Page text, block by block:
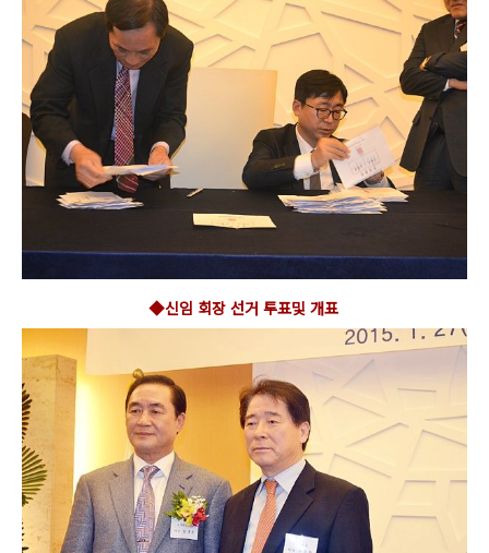
◆신임 회장 선거 투표및 개표